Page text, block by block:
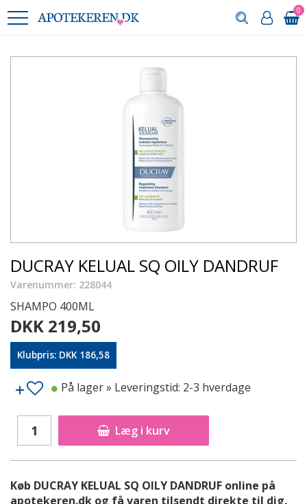
0
DUCRAY KELUAL SQ OILY DANDRUF
Varenummer: 228044
SHAMPO 400ML
DKK 219,50
Klubpris: DKK 186,58
Læg i kurv
På lager» Leveringstid: 2-3 hverdage
Køb DUCRAY KELUAL SQ OILY DANDRUF online på
apotekeren.dk og få varen tilsendt direkte til dig.